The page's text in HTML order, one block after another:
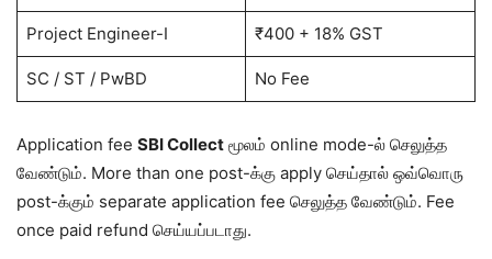
Project Engineer-I ₹400 + 18% GST
SC / ST / PwBD No Fee
Application fee SBI Collect மூலம் online mode-ல் செலுத்த
வேண்டும். More than one post-க்கு apply செய்தால் ஒவ்வொரு
post-க்கும் separate application fee செலுத்த வேண்டும். Fee
once paid refund செய்யப்படாது.